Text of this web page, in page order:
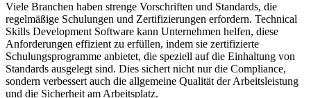
Viele Branchen haben strenge Vorschriften und Standards, die
regelmäßige Schulungen und Zertifizierungen erfordern. Technical
Skills Development Software kann Unternehmen helfen, diese
Anforderungen effizient zu erfüllen, indem sie zertifizierte
Schulungsprogramme anbietet, die speziell auf die Einhaltung von
Standards ausgelegt sind. Dies sichert nicht nur die Compliance,
sondern verbessert auch die allgemeine Qualität der Arbeitsleistung
und die Sicherheit am Arbeitsplatz.